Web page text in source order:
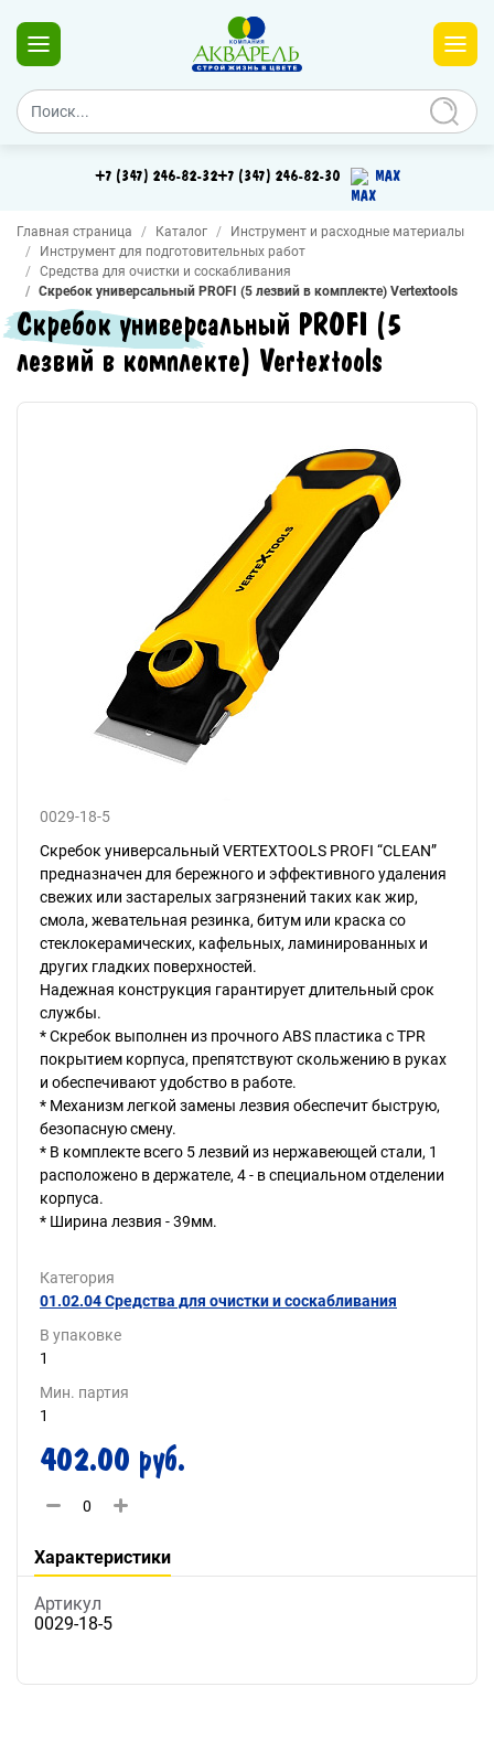
+7 (347) 246-82-32+7 (347) 246-82-30 MAX
Главная страница Каталог
Инструмент и расходные материалы
Инструмент для подготовительных работ
Средства для очистки и соскабливания
Скребок универсальный PROFI (5 лезвий в комплекте) Vertextools
Скребок универсальный PROFI (5
лезвий в комплекте) Vertextools
0029-18-5
Скребок универсальный VERTEXTOOLS PROFI “CLEAN”
предназначен для бережного и эффективного удаления
свежих или застарелых загрязнений таких как жир,
смола, жевательная резинка, битум или краска со
стеклокерамических, кафельных, ламинированных и
других гладких поверхностей.
Надежная конструкция гарантирует длительный срок
службы.
* Скребок выполнен из прочного ABS пластика с TPR
покрытием корпуса, препятствуют скольжению в руках
и обеспечивают удобство в работе.
* Механизм легкой замены лезвия обеспечит быструю,
безопасную смену.
* В комплекте всего 5 лезвий из нержавеющей стали, 1
расположено в держателе, 4 - в специальном отделении
корпуса.
* Ширина лезвия - 39мм.
Категория
01.02.04 Средства для очистки и соскабливания
В упаковке
1
Мин. партия
1
402.00 руб.
Характеристики
Артикул
0029-18-5